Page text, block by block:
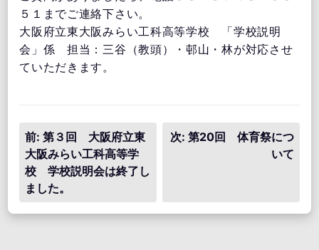
５１までご連絡下さい。
大阪府立東大阪みらい工科高等学校 「学校説明
会」係 担当：三谷（教頭）・邨山・林が対応させ
ていただきます。
投
稿
ナ
ビ
前: 第３回 大阪府立東
大阪みらい工科高等学
校 学校説明会は終了し
ました。
次: 第20回 体育祭につ
いて